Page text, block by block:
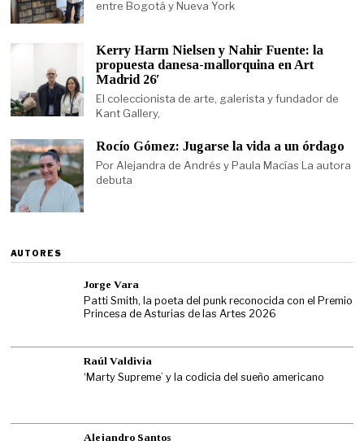
entre Bogotá y Nueva York
Kerry Harm Nielsen y Nahir Fuente: la
propuesta danesa-mallorquina en Art
Madrid 26′
El coleccionista de arte, galerista y fundador de
Kant Gallery,
Rocío Gómez: Jugarse la vida a un órdago
Por Alejandra de Andrés y Paula Macías La autora
debuta
AUTORES
Jorge Vara
Patti Smith, la poeta del punk reconocida con el Premio
Princesa de Asturias de las Artes 2026
Raúl Valdivia
‘Marty Supreme’ y la codicia del sueño americano
Alejandro Santos